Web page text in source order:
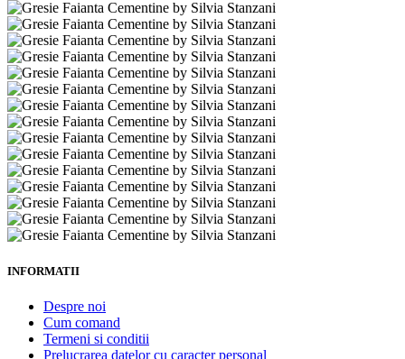
INFORMATII
Despre noi
Cum comand
Termeni si conditii
Prelucrarea datelor cu caracter personal